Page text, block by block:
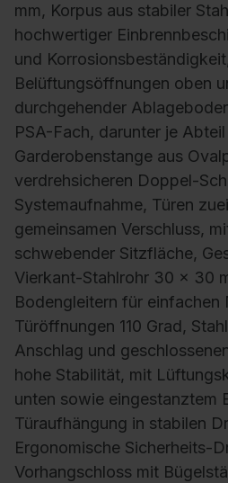
mm, Korpus aus stabiler
hochwertiger
und
Belüftungsöffnungen oben
durchgehender
PSA-Fach, darunter je
Garderobenstange aus
verdrehsicheren Doppel-
Systemaufnahme, Türen
gemeinsamen Verschluss,
schwebender Sitzfläche,
Vierkant-Stahlrohr 30 x 30
Bodengleitern für einfachen
Türöffnungen 110 Grad,
Anschlag und
hohe Stabilität, mit
unten sowie eingestanztem
Türaufhängung in stabilen
Ergonomische Sicherheits-
Vorhangschloss mit